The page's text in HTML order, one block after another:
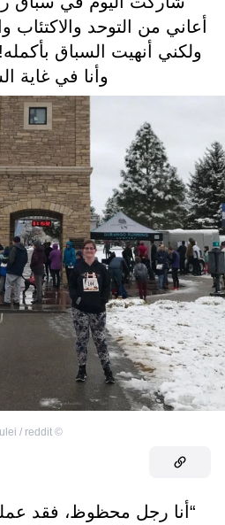
أعاني من التوحد
ولكني أنهيت السباق
وأنا في غاية
©
/ reddit
“أنا رجل محظوظ، فقد